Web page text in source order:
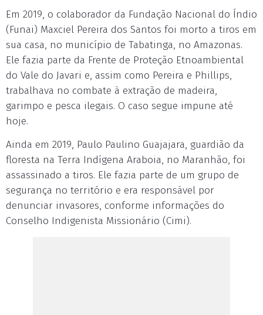
Em 2019, o colaborador da Fundação Nacional do Índio
(Funai) Maxciel Pereira dos Santos foi morto a tiros em
sua casa, no município de Tabatinga, no Amazonas.
Ele fazia parte da Frente de Proteção Etnoambiental
do Vale do Javari e, assim como Pereira e Phillips,
trabalhava no combate à extração de madeira,
garimpo e pesca ilegais. O caso segue impune até
hoje.
Ainda em 2019, Paulo Paulino Guajajara, guardião da
floresta na Terra Indígena Araboia, no Maranhão, foi
assassinado a tiros. Ele fazia parte de um grupo de
segurança no território e era responsável por
denunciar invasores, conforme informações do
Conselho Indigenista Missionário (Cimi).